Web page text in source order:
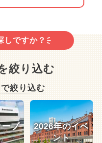
しですか？
絞り込む
絞り込む
ープ
2026年のイベ
ント